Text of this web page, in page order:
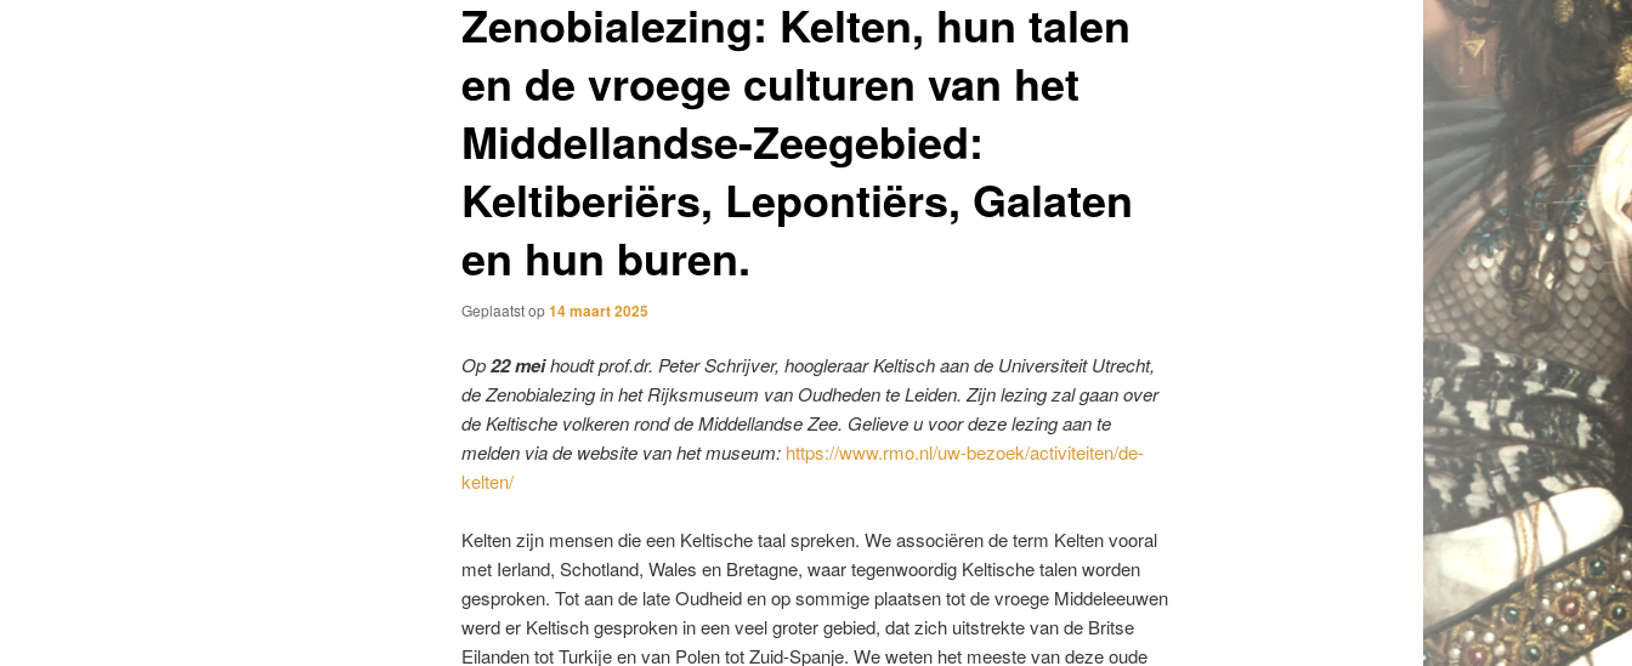
Zenobialezing: Kelten, hun talen
en de vroege culturen van het
Middellandse-Zeegebied:
Keltiberiërs, Lepontiërs, Galaten
en hun buren.
Geplaatst op14 maart 2025
Op22 meihoudt prof.dr. Peter Schrijver, hoogleraar Keltisch aan de Universiteit Utrecht,
de Zenobialezing in het Rijksmuseum van Oudheden te Leiden. Zijn lezing zal gaan over
de Keltische volkeren rond de Middellandse Zee. Gelieve u voor deze lezing aan te
melden via de website van het museum: https://www.rmo.nl/uw-bezoek/activiteiten/de-
kelten/
Kelten zijn mensen die een Keltische taal spreken. We associëren de term Kelten vooral
met Ierland, Schotland, Wales en Bretagne, waar tegenwoordig Keltische talen worden
gesproken. Tot aan de late Oudheid en op sommige plaatsen tot de vroege Middeleeuwen
werd er Keltisch gesproken in een veel groter gebied, dat zich uitstrekte van de Britse
Eilanden tot Turkije en van Polen tot Zuid-Spanje. We weten het meeste van deze oude